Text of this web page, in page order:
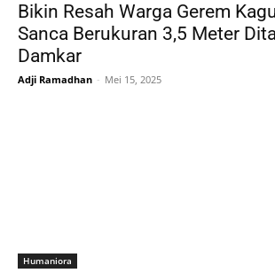
Bikin Resah Warga Gerem
Sanca Berukuran 3,5 Meter
Damkar
Adji Ramadhan - Mei 15, 2025
Humaniora